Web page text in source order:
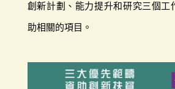
創新計劃、能力提升和研究三個工
助相關的項目。